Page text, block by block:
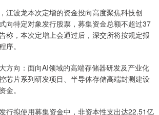
波龙本次定增的资金投向高度聚焦科技创
向特定对象发行股票，募集资金总额不超过37
称，本次定增上会通过后，深交所将按规定报
序。
向：面向AI领域的高端存储器研发及产业化
芯片系列研发项目、半导体存储高端封测建设
金。
拟使用募集资金中，非资本性支出达22.51亿